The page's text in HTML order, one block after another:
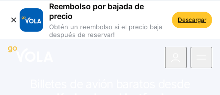
Reembolso por bajada de
precio
Obtén un reembolso si el precio baja
después de reservar!
Descargar